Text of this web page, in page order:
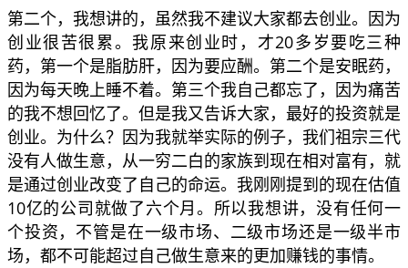
第二个，我想讲的，虽然我不建议大家都去创业。因为
创业很苦很累。我原来创业时，才20多岁要吃三种
药，第一个是脂肪肝，因为要应酬。第二个是安眠药，
因为每天晚上睡不着。第三个我自己都忘了，因为痛苦
的我不想回忆了。但是我又告诉大家，最好的投资就是
创业。为什么？因为我就举实际的例子，我们祖宗三代
没有人做生意，从一穷二白的家族到现在相对富有，就
是通过创业改变了自己的命运。我刚刚提到的现在估值
10亿的公司就做了六个月。所以我想讲，没有任何一
个投资，不管是在一级市场、二级市场还是一级半市
场，都不可能超过自己做生意来的更加赚钱的事情。